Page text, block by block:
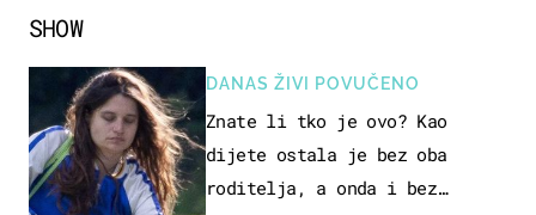
SHOW
DANAS ŽIVI POVUČENO
Znate li tko je ovo? Kao
dijete ostala je bez oba
roditelja, a onda i bez